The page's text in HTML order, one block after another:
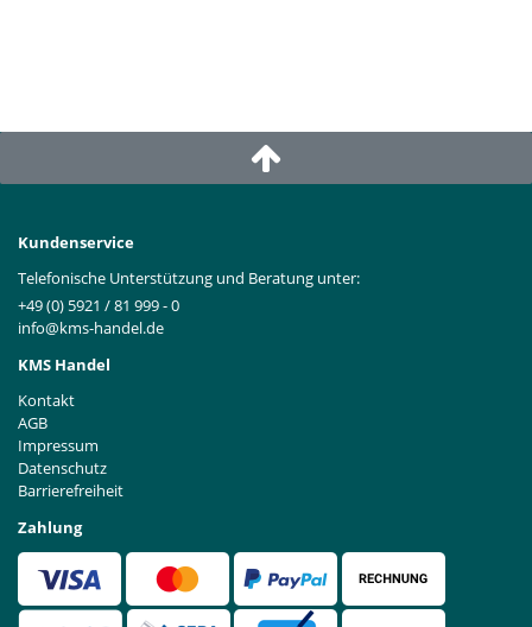
Kundenservice
Telefonische Unterstützung und Beratung unter:
+49 (0) 5921 / 81 999 - 0
info@kms-handel.de
KMS Handel
Kontakt
AGB
Impressum
Datenschutz
Barrierefreiheit
Zahlung